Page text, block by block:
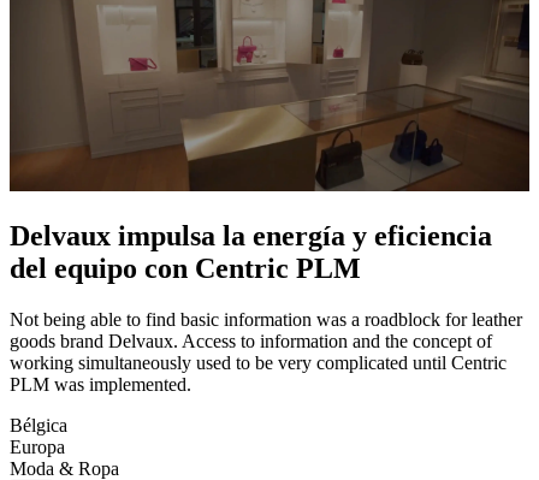
Delvaux impulsa la energía y eficiencia
del equipo con Centric PLM
Not being able to find basic information was a roadblock for leather
goods brand Delvaux. Access to information and the concept of
working simultaneously used to be very complicated until Centric
PLM was implemented.
Bélgica
Europa
Moda & Ropa